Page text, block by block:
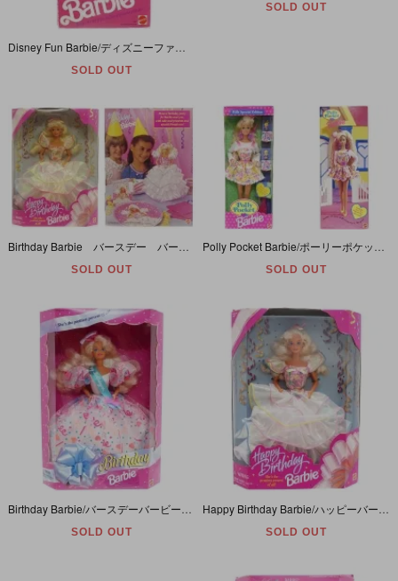
SOLD OUT
SOLD OUT
SOLD OUT SOLD OUT
SOLD OUT SOLD OUT